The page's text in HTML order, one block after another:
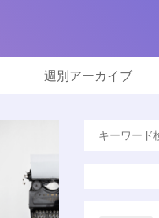
週別アーカイブ